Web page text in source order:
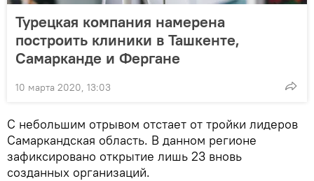
Турецкая компания намерена
построить клиники в Ташкенте,
Самарканде и Фергане
10 марта 2020, 13:03
С небольшим отрывом отстает от тройки лидеров
Самаркандская область. В данном регионе
зафиксировано открытие лишь 23 вновь
созданных организаций.